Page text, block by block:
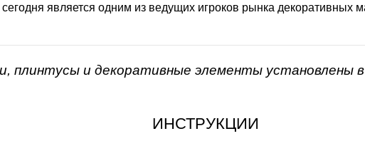
является одним из ведущих игроков рынка декоративных
плинтусы и декоративные элементы установлены
ИНСТРУКЦИИ